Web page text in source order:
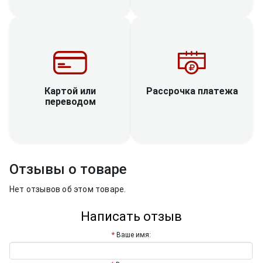
Картой или
переводом
Рассрочка платежа
Отзывы о товаре
Нет отзывов об этом товаре.
Написать отзыв
Ваше имя: